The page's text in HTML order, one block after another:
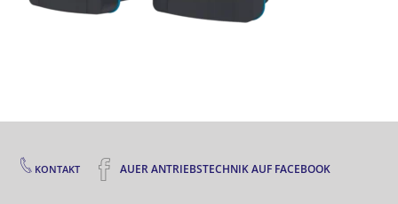
KONTAKT AUER ANTRIEBSTECHNIK AUF FACEBOOK